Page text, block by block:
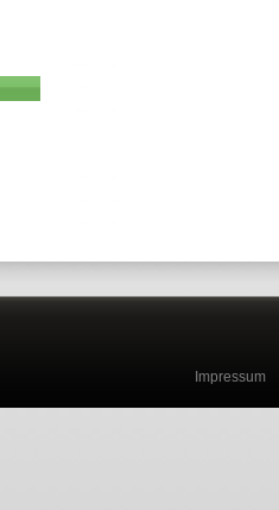
Impressum